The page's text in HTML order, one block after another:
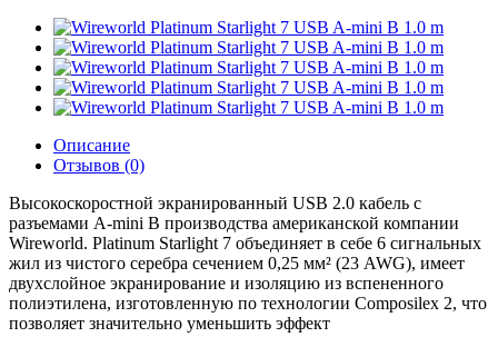
Описание
Отзывов (0)
Высокоскоростной экранированный USB 2.0 кабель с
разъемами A-mini B производства американской компании
Wireworld. Platinum Starlight 7 объединяет в себе 6 сигнальных
жил из чистого серебра сечением 0,25 мм² (23 AWG), имеет
двухслойное экранирование и изоляцию из вспененного
полиэтилена, изготовленную по технологии Composilex 2, что
позволяет значительно уменьшить эффект